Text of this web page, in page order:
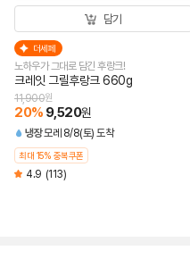
담기
더세페
노하우가 그대로 담긴 후랑크!
크레잇 그릴후랑크 660g
20% 9,520원
11,900원
냉장모레 8/8(토) 도착
최대 15% 중복쿠폰
4.9 (113)